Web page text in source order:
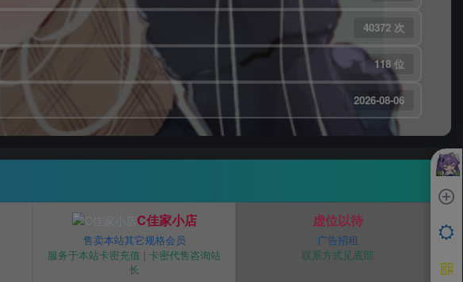
40372 次
118 位
2026-08-06
C佳家小店
售卖本站其它规格会员
服务于本站卡密充值 | 卡密代售咨询站
长
虚位以待
广告招租
联系方式见底部